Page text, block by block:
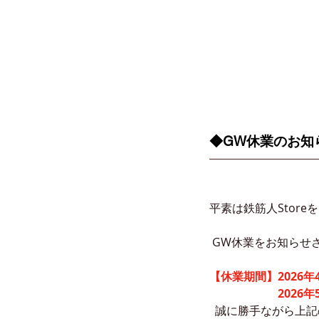
◆GW休業のお知
平素は鉄筋人Store
GW休業をお知らせ
【休業期間】2026
2026年5月2日
誠に勝手ながら